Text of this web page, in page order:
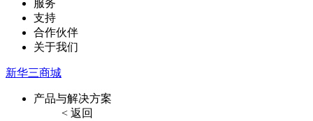
服务
支持
合作伙伴
关于我们
新华三商城
产品与解决方案
< 返回